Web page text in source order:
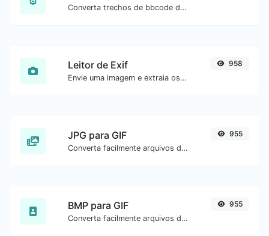
Converta trechos de bbcode de fóruns para código HTML bruto.
Leitor de Exif
Envie uma imagem e extraia os dados.
958
JPG para GIF
Converta facilmente arquivos de imagem JPG para GIF.
955
BMP para GIF
Converta facilmente arquivos de imagem BMP para GIF.
955